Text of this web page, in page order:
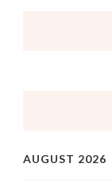
AUGUST 2026